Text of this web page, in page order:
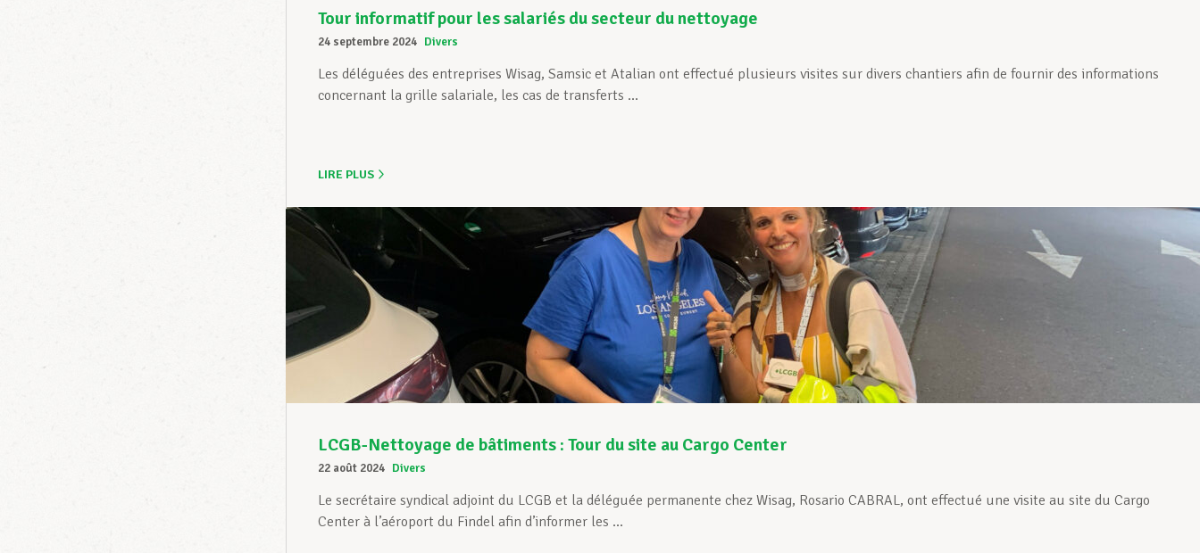
Tour informatif pour les salariés du secteur du nettoyage
24 septembre 2024 Divers
Les déléguées des entreprises Wisag, Samsic et Atalian ont effectué plusieurs visites sur divers chantiers afin de fournir des informations
concernant la grille salariale, les cas de transferts ...
LIRE PLUS
LCGB-Nettoyage de bâtiments : Tour du site au Cargo Center
22 août 2024 Divers
Le secrétaire syndical adjoint du LCGB et la déléguée permanente chez Wisag, Rosario CABRAL, ont effectué une visite au site du Cargo
Center à l’aéroport du Findel afin d’informer les ...